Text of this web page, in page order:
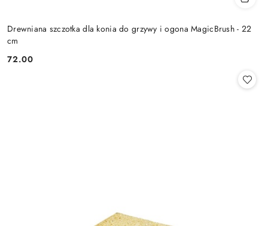
Drewniana szczotka dla konia do grzywy i ogona MagicBrush - 22
cm
Cena:
72.00